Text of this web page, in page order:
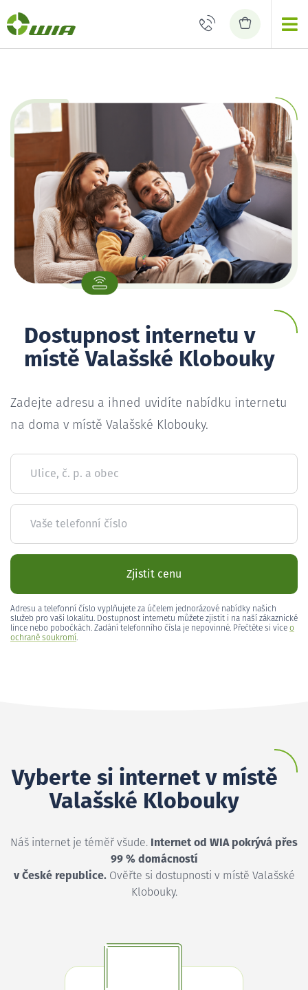
Dostupnost internetu v
místě Valašské Klobouky
Zadejte adresu a ihned uvidíte nabídku internetu
na doma v místě Valašské Klobouky.
Ulice, č. p. a obec
Vaše telefonní číslo
Zjistit cenu
Adresu a telefonní číslo vyplňujete za účelem jednorázové nabídky našich
služeb pro vaši lokalitu. Dostupnost internetu můžete zjistit i na naší zákaznické
lince nebo pobočkách. Zadání telefonního čísla je nepovinné. Přečtěte si více o
ochraně soukromí.
Vyberte si internet v místě
Valašské Klobouky
Náš internet je téměř všude. Internet od WIA pokrývá přes
99 % domácností
v České republice.Ověřte si dostupnosti v místě Valašské
Klobouky.